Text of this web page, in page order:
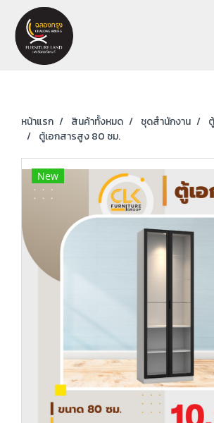
หน้าแรก สินค้าทั้งหมด ชุดสำนักงาน
ตู้เอกสารสูง 80 ซม.
New